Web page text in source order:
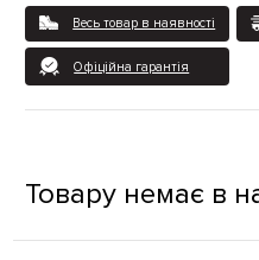
Весь товар в наявності
Офіційна гарантія
Товару немає в